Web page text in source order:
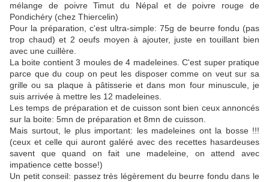
mélange de poivre Timut du Népal et de poivre rouge de
Pondichéry (chez Thiercelin)
Pour la préparation, c'est ultra-simple: 75g de beurre fondu (pas
trop chaud) et 2 oeufs moyen à ajouter, juste en touillant bien
avec une cuillère.
La boite contient 3 moules de 4 madeleines. C'est super pratique
parce que du coup on peut les disposer comme on veut sur sa
grille ou sa plaque à pâtisserie et dans mon four minuscule, je
suis arrivée à mettre les 12 madeleines.
Les temps de préparation et de cuisson sont bien ceux annoncés
sur la boite: 5mn de préparation et 8mn de cuisson.
Mais surtout, le plus important: les madeleines ont la bosse !!!
(ceux et celle qui auront galéré avec des recettes hasardeuses
savent que quand on fait une madeleine, on attend avec
impatience cette bosse!)
Un petit conseil: passez très légèrement du beurre fondu dans le